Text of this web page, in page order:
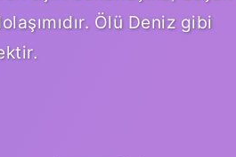
Ölü Deniz gibi